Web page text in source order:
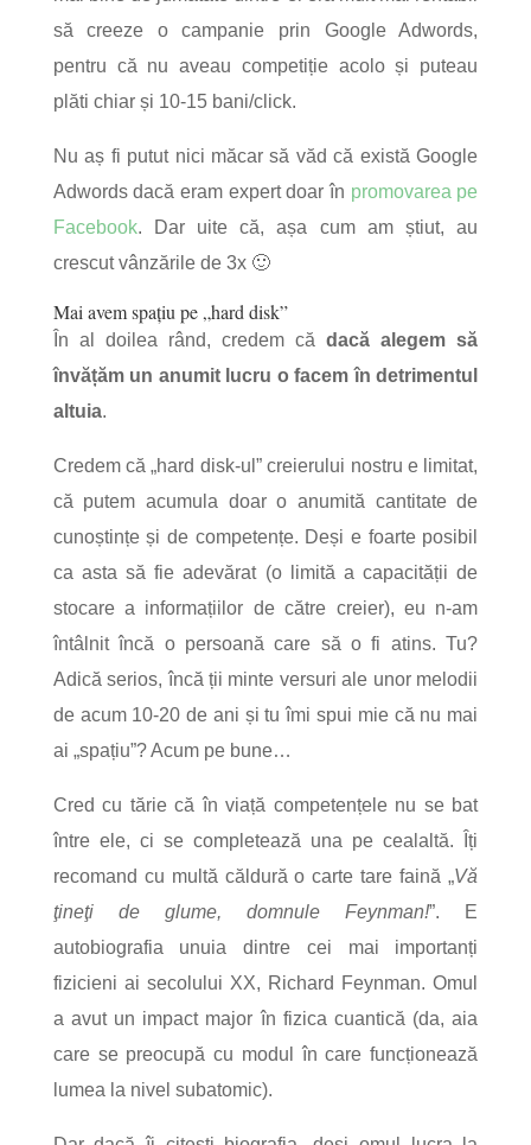
să creeze o campanie prin Google Adwords,
pentru că nu aveau competiție acolo și puteau
plăti chiar și 10-15 bani/click.
Nu aș fi putut nici măcar să văd că există Google
Adwords dacă eram expert doar în promovarea pe
Facebook. Dar uite că, așa cum am știut, au
crescut vânzările de 3x 🙂
Mai avem spațiu pe „hard disk”
În al doilea rând, credem cădacă alegem să
învățăm un anumit lucru o facem în detrimentul
altuia.
Credem că „hard disk-ul” creierului nostru e limitat,
că putem acumula doar o anumită cantitate de
cunoștințe și de competențe. Deși e foarte posibil
ca asta să fie adevărat (o limită a capacității de
stocare a informațiilor de către creier), eu n-am
întâlnit încă o persoană care să o fi atins. Tu?
Adică serios, încă ții minte versuri ale unor melodii
de acum 10-20 de ani și tu îmi spui mie că nu mai
ai „spațiu”? Acum pe bune…
Cred cu tărie că în viață competențele nu se bat
între ele, ci se completează una pe cealaltă.
Îți
recomand cu multă căldură o carte tare faină „Vă
ţineţi de glume, domnule Feynman!”. E
autobiografia unuia dintre cei mai importanți
fizicieni ai secolului XX, Richard Feynman. Omul
a avut un impact major în fizica cuantică (da, aia
care se preocupă cu modul în care funcționează
lumea la nivel subatomic).